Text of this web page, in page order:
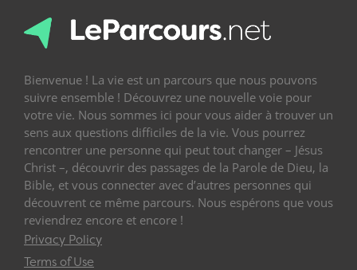
Bienvenue ! La vie est un parcours que nous pouvons
suivre ensemble ! Découvrez une nouvelle voie pour
votre vie. Nous sommes ici pour vous aider à trouver un
sens aux questions difficiles de la vie. Vous pourrez
rencontrer une personne qui peut tout changer – Jésus
Christ –, découvrir des passages de la Parole de Dieu, la
Bible, et vous connecter avec d’autres personnes qui
découvrent ce même parcours. Nous espérons que vous
reviendrez encore et encore !
Privacy Policy
Terms of Use